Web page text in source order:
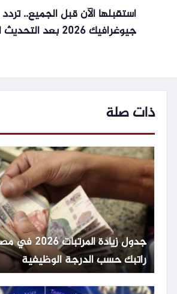
استقبلها الآن قبل الجميع..
جيوغرافيك 2026 بعد التحديث الأخير
ذات صلة
جدول زيادة
راتبك حسب الدرجة الوظيفية